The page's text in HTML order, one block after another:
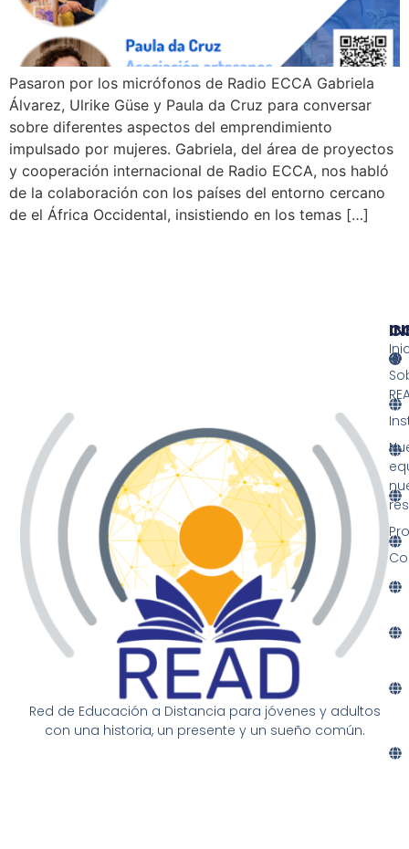
Pasaron por los micrófonos de Radio ECCA Gabriela
Álvarez, Ulrike Güse y Paula da Cruz para conversar
sobre diferentes aspectos del emprendimiento
impulsado por mujeres. Gabriela, del área de proyectos
y cooperación internacional de Radio ECCA, nos habló
de la colaboración con los países del entorno cercano
de el África Occidental, insistiendo en los temas […]
Red de Educación a Distancia para jóvenes y adultos
con una historia, un presente y un sueño común.